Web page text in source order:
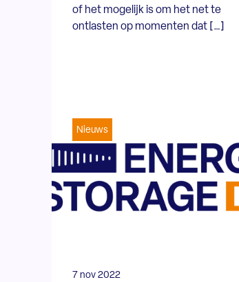
of het mogelijk is om het net te
ontlasten op momenten dat […]
Nieuws
7 nov 2022